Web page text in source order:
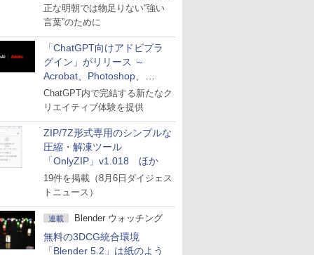
正な明朝では物足りない“強い
言葉”のために
「ChatGPT向けアドビプラ
グイン」がリリース ～
Acrobat、Photoshop、
Premiereなどの機能を1つの
プラグインに統合
ChatGPT内で完結する新たなク
リエイティブ体験を提供
ZIP/7Z形式専用のシンプルな
圧縮・解凍ツール
「OnlyZIP」v1.018 ほか
19件を掲載（8月6日ダイジェス
トニュース）
連載 Blender ウォッチング
無料の3DCG統合環境
「Blender 5.2」は紙のよう